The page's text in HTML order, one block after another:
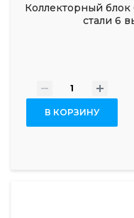
Коллекторный
стали 6
- +
В КОРЗИНУ